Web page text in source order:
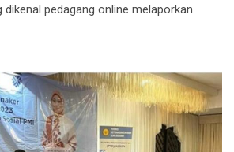
dikenal pedagang online melaporkan